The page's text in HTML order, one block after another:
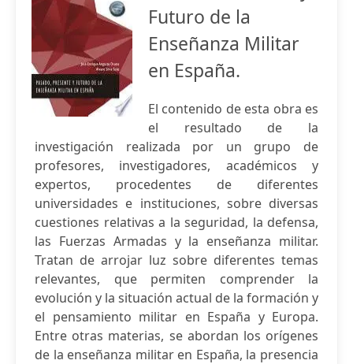
Futuro de la
Enseñanza Militar
en España.
El contenido de esta obra es
el resultado de la
investigación realizada por un grupo de
profesores, investigadores, académicos y
expertos, procedentes de diferentes
universidades e instituciones, sobre diversas
cuestiones relativas a la seguridad, la defensa,
las Fuerzas Armadas y la enseñanza militar.
Tratan de arrojar luz sobre diferentes temas
relevantes, que permiten comprender la
evolución y la situación actual de la formación y
el pensamiento militar en España y Europa.
Entre otras materias, se abordan los orígenes
de la enseñanza militar en España, la presencia